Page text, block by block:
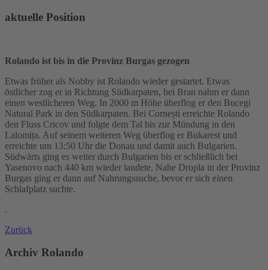
aktuelle Position
Rolando ist bis in die Provinz Burgas gezogen
Etwas früher als Nobby ist Rolando wieder gestartet. Etwas
östlicher zog er in Richtung Südkarpaten, bei Bran nahm er dann
einen westlicheren Weg. In 2000 m Höhe überflog er den Bucegi
Natural Park in den Südkarpaten. Bei Cornești erreichte Rolando
den Fluss Cricov und folgte dem Tal bis zur Mündung in den
Lalomița. Auf seinem weiteren Weg überflog er Bukarest und
erreichte um 13:50 Uhr die Donau und damit auch Bulgarien.
Südwärts ging es weiter durch Bulgarien bis er schließlich bei
Yasenovo nach 440 km wieder landete. Nahe Dropla in der Provinz
Burgas ging er dann auf Nahrungssuche, bevor er sich einen
Schlafplatz suchte.
.
Zurück
Archiv Rolando